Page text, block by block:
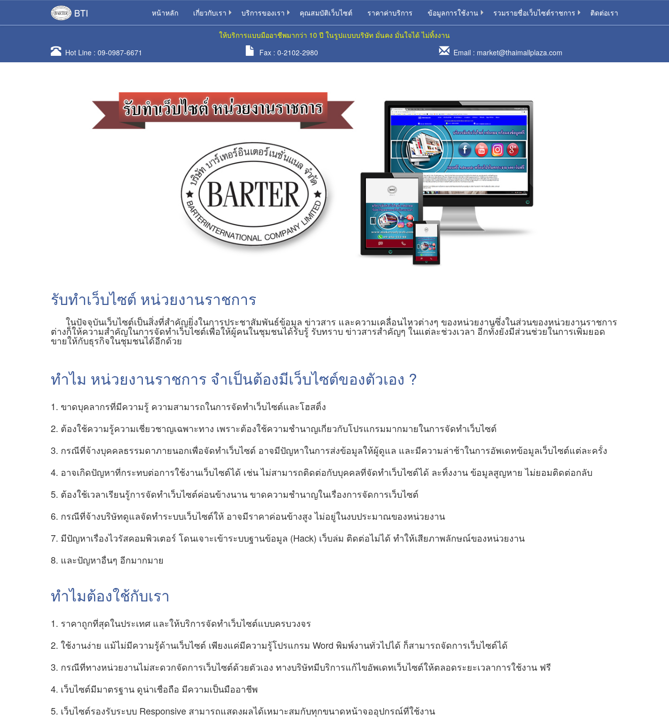
BTI หน้าหลัก เกี่ยวกับเรา บริการของเรา คุณสมบัติเว็บไซต์ ราคาค่าบริการ ข้อมูลการใช้งาน รวมรายชื่อเว็บไซต์ราชการ ติดต่อเรา
ให้บริการแบบมืออาชีพมากว่า 10 ปี ในรูปแบบบริษัท มั่นคง มั่นใจได้ ไม่ทิ้งงาน
Hot Line : 09-0987-6671 Fax : 0-2102-2980 Email : market@thaimallplaza.com
รับทำเว็บไซต์ หน่วยงานราชการ
ในปัจจุบันเว็บไซต์เป็นสิ่งที่สำคัญยิ่งในการประชาสัมพันธ์ข้อมูล ข่าวสาร และความเคลื่อนไหวต่างๆ ของหน่วยงานซึ่งในส่วนของหน่วยงานราชการ
ต่างก็ให้ความสำคัญในการจัดทำเว็บไซต์เพื่อให้ผู้คนในชุมชนได้รับรู้ รับทราบ ข่าวสารสำคัญๆ ในแต่ละช่วงเวลา อีกทั้งยังมีส่วนช่วยในการเพิ่มยอด
ขายให้กับธุรกิจในชุมชนได้อีกด้วย
ทำไม หน่วยงานราชการ จำเป็นต้องมีเว็บไซต์ของตัวเอง ?
1. ขาดบุคลากรที่มีความรู้ ความสามารถในการจัดทำเว็บไซต์และโฮสติ้ง
2. ต้องใช้ความรู้ความเชี่ยวชาญเฉพาะทาง เพราะต้องใช้ความชำนาญเกี่ยวกับโปรแกรมมากมายในการจัดทำเว็บไซต์
3. กรณีที่จ้างบุคคลธรรมดาภายนอกเพื่อจัดทำเว็บไซต์ อาจมีปัญหาในการส่งข้อมูลให้ผู้ดูแล และมีความล่าช้าในการอัพเดทข้อมูลเว็บไซต์แต่ละครั้ง
4. อาจเกิดปัญหาที่กระทบต่อการใช้งานเว็บไซต์ได้ เช่น ไม่สามารถติดต่อกับบุคคลที่จัดทำเว็บไซต์ได้ ละทิ้งงาน ข้อมูลสูญหาย ไม่ยอมติดต่อกลับ
5. ต้องใช้เวลาเรียนรู้การจัดทำเว็บไซต์ค่อนข้างนาน ขาดความชำนาญในเรื่องการจัดการเว็บไซต์
6. กรณีที่จ้างบริษัทดูแลจัดทำระบบเว็บไซต์ให้ อาจมีราคาค่อนข้างสูง ไม่อยู่ในงบประมาณของหน่วยงาน
7. มีปัญหาเรื่องไวรัสคอมพิวเตอร์ โดนเจาะเข้าระบบฐานข้อมูล (Hack) เว็บล่ม ติดต่อไม่ได้ ทำให้เสียภาพลักษณ์ของหน่วยงาน
8. และปัญหาอื่นๆ อีกมากมาย
ทำไมต้องใช้กับเรา
1. ราคาถูกที่สุดในประเทศ และให้บริการจัดทำเว็บไซต์แบบครบวงจร
2. ใช้งานง่าย แม้ไม่มีความรู้ด้านเว็บไซต์ เพียงแค่มีความรู้โปรแกรม Word พิมพ์งานทั่วไปได้ ก็สามารถจัดการเว็บไซต์ได้
3. กรณีที่ทางหน่วยงานไม่สะดวกจัดการเว็บไซต์ด้วยตัวเอง ทางบริษัทมีบริการแก้ไขอัพเดทเว็บไซต์ให้ตลอดระยะเวลาการใช้งาน ฟรี
4. เว็บไซต์มีมาตรฐาน ดูน่าเชื่อถือ มีความเป็นมืออาชีพ
5. เว็บไซต์รองรับระบบ Responsive สามารถแสดงผลได้เหมาะสมกับทุกขนาดหน้าจออุปกรณ์ที่ใช้งาน